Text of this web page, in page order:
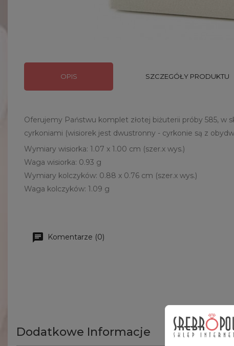
OPIS SZCZEGÓŁY PRODUKTU
Oferujemy Państwu komplet złotej biżuterii próby 585, w
cyrkoniami (wisiorek jest dwustronny - cyrkonie są z
Wymiary wisiorka: 1.07 x 1.00 cm (szer.x wys.)
Waga wisiorka: 0.93 g
Wymiary kolczyków: 0.88 x 0.76 cm (szer.x wys.)
Waga kolczyków: 1.09 g
Komentarze (0)
Dodatkowe Informacje